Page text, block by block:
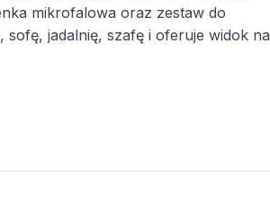
mikrofalowa oraz zestaw do
sofę, jadalnię, szafę i oferuje widok na